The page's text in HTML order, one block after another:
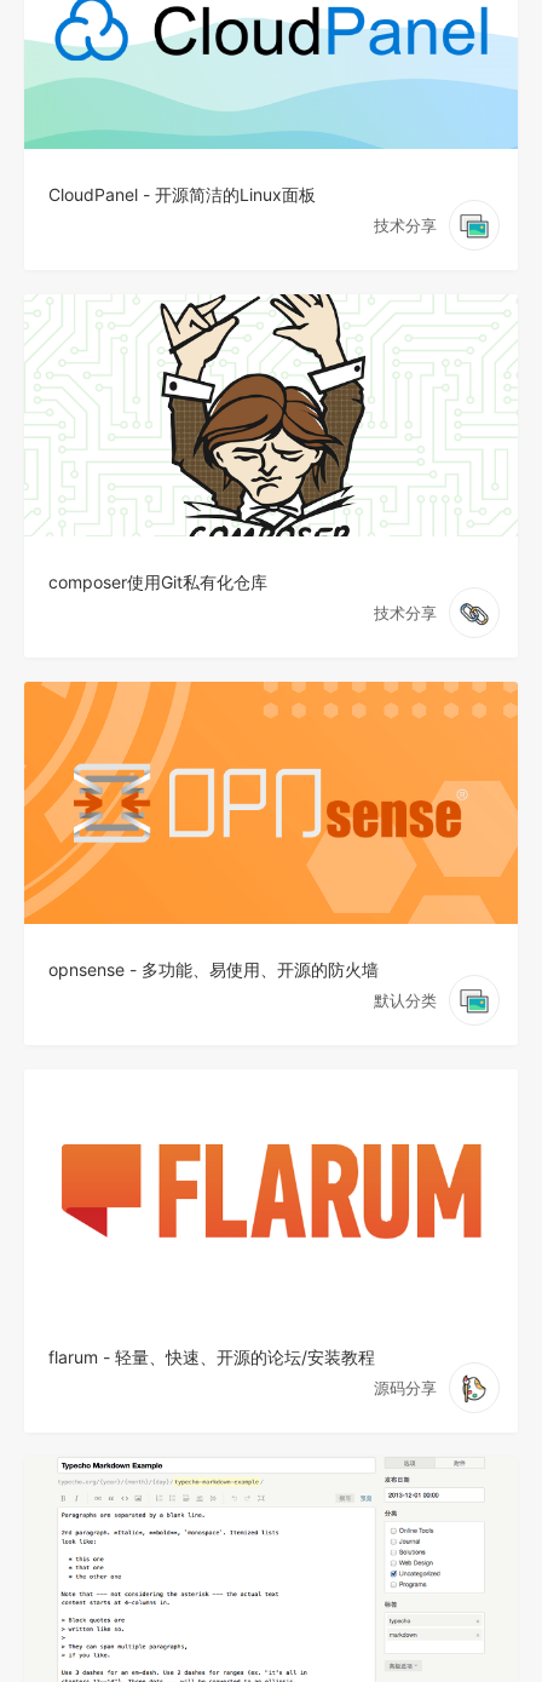
CloudPanel - 开源简洁的Linux面板
技术分享
composer使用Git私有化仓库
技术分享
opnsense - 多功能、易使用、开源的防火墙
默认分类
flarum - 轻量、快速、开源的论坛/安装教程
源码分享